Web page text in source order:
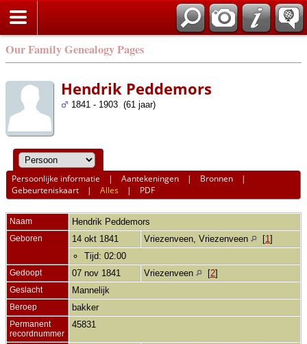
Our Family Genealogy Pages
Hendrik Peddemors
1841 - 1903 (61 jaar)
Persoonlijke informatie |Aantekeningen | Bronnen |
Gebeurteniskaart |Alles | PDF
Naam Hendrik Peddemors
Geboren 14 okt 1841 Vriezenveen, Vriezenveen [1 ]
Tijd: 02:00
Gedoopt 07 nov 1841 Vriezenveen [2]
Geslacht Mannelijk
Beroep bakker
Permanent
recordnummer
45831